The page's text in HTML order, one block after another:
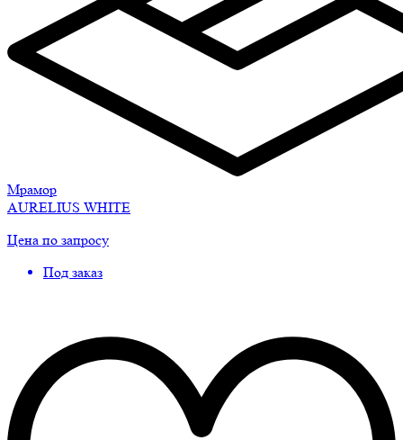
Мрамор
AURELIUS WHITE
Цена по запросу
Под заказ